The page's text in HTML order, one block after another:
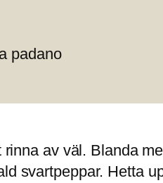
padano
av väl. Blanda
svartpeppar. Hetta